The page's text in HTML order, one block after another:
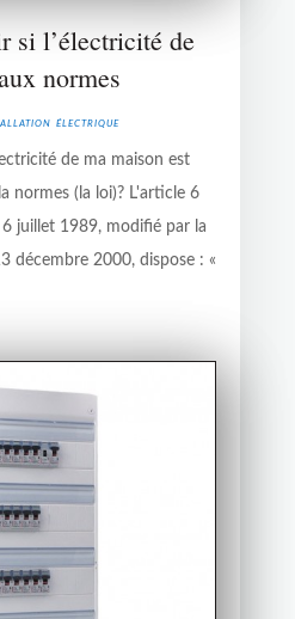
si l’électricité de
normes
électrique
de ma maison est
normes (la loi)? L'article 6
juillet 1989, modifié par la
décembre 2000, dispose : «